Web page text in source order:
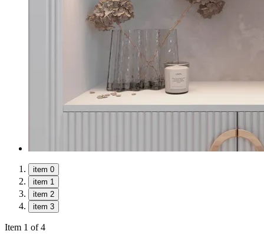
item 0
item 1
item 2
item 3
Item 1 of 4